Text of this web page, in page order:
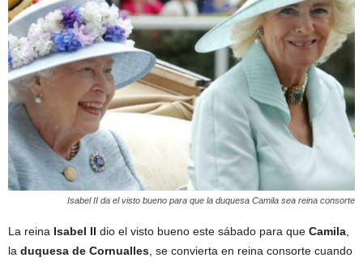
Isabel II da el visto bueno para que la duquesa Camila sea reina consorte
La reina Isabel II dio el visto bueno este sábado para que Camila
la duquesa de Cornualles , se convierta en reina consorte cuando